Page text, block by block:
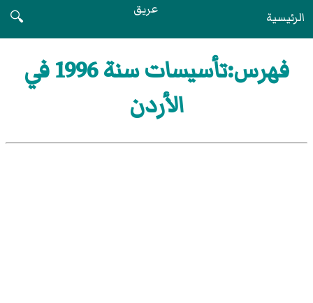
الرئيسية عريق
🔍
فهرس:تأسيسات سنة 1996 في
الأردن